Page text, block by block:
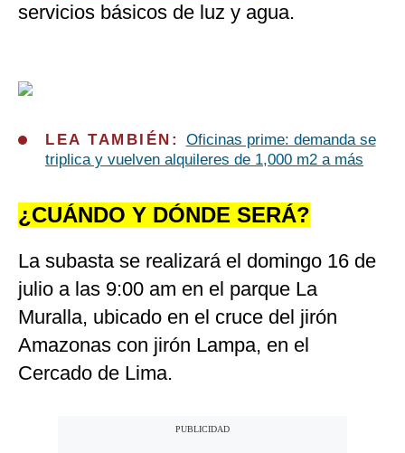
servicios básicos de luz y agua.
LEA TAMBIÉN: Oficinas prime: demanda se
triplica y vuelven alquileres de 1,000 m2 a más
¿CUÁNDO Y DÓNDE SERÁ?
La subasta se realizará el domingo 16 de
julio a las 9:00 am en el parque La
Muralla, ubicado en el cruce del jirón
Amazonas con jirón Lampa, en el
Cercado de Lima.